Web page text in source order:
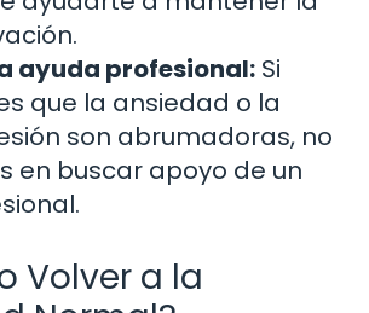
ayuda profesional: Si
que la ansiedad o la
son abrumadoras, no
en buscar apoyo de un
Volver a la